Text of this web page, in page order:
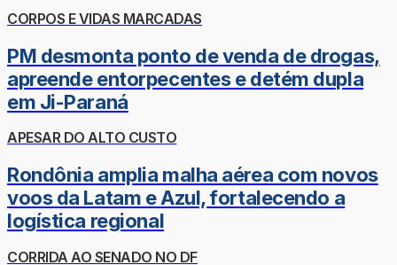
CORPOS E VIDAS MARCADAS
PM desmonta ponto de venda de drogas,
apreende entorpecentes e detém dupla
em Ji-Paraná
APESAR DO ALTO CUSTO
Rondônia amplia malha aérea com novos
voos da Latam e Azul, fortalecendo a
logística regional
CORRIDA AO SENADO NO DF